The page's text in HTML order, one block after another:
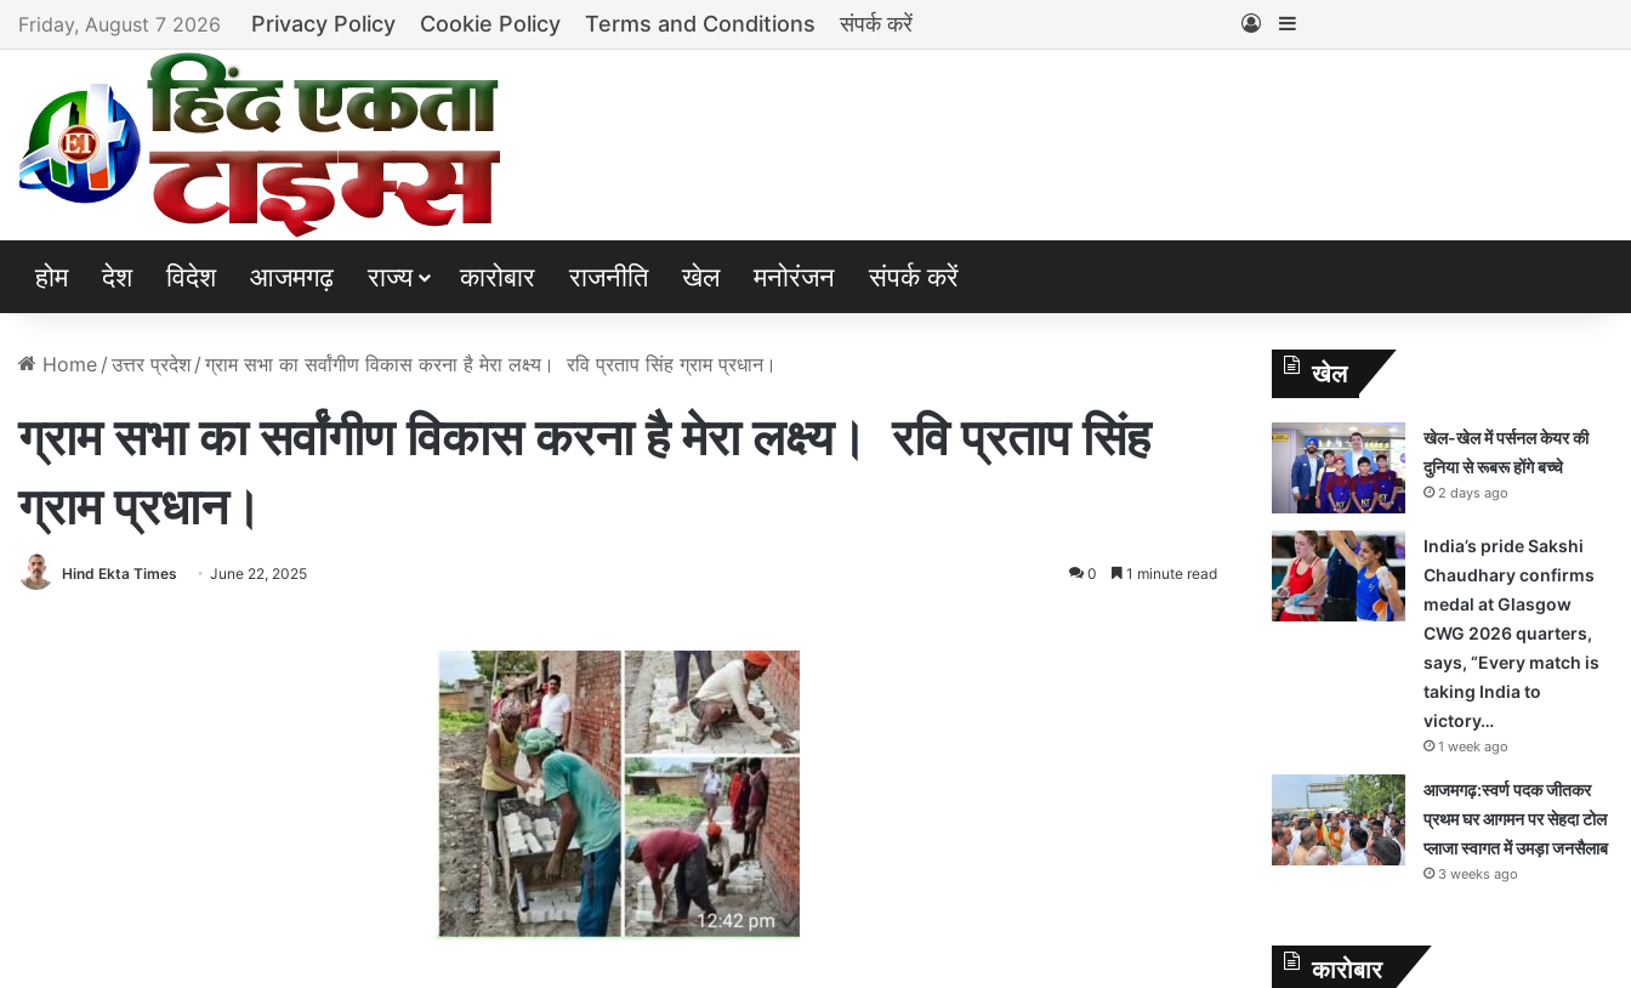
Friday, August 7 2026 Privacy Policy Cookie Policy Terms and Conditions संपर्क करें Log InSidebar
होम देश विदेश आजमगढ़ राज्य कारोबार राजनीति खेल मनोरंजन संपर्क करें
Home / उत्तर प्रदेश / ग्राम सभा का सर्वांगीण विकास करना है मेरा लक्ष्य। रवि प्रताप सिंह ग्राम प्रधान।
ग्राम सभा का सर्वांगीण विकास करना है मेरा लक्ष्य। रवि प्रताप सिंह
ग्राम प्रधान।
Hind Ekta Times June 22, 2025 0 1 minute read
खेल
खेल-खेल में पर्सनल केयर की
दुनिया से रूबरू होंगे बच्चे
2 days ago
India’s pride Sakshi
Chaudhary confirms
medal at Glasgow
CWG 2026 quarters,
says, “Every match is
taking India to
victory…
1 week ago
आजमगढ़:स्वर्ण पदक जीतकर
प्रथम घर आगमन पर सेहदा टोल
प्लाजा स्वागत में उमड़ा जनसैलाब
3 weeks ago
कारोबार